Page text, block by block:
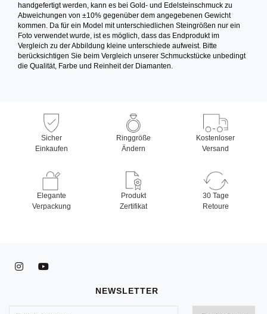
handgefertigt werden, kann es bei Gold- und Edelsteinschmuck zu
Abweichungen von ±10% gegenüber dem angegebenen Gewicht
kommen. Da für ein Model mit unterschiedlichen Steingrößen nur ein
Foto verwendet wurde, ist es möglich, dass das Endprodukt im
Vergleich zu der Abbildung kleine unterschiede aufweist. Bitte
berücksichtigen Sie beim Vergleich unserer Schmuckstücke unbedingt
die Qualität, Farbe und Reinheit der Diamanten.
Sicher
Einkaufen
Ringgröße
Ändern
Kostenloser
Versand
Elegante
Verpackung
Produkt
Zertifikat
30 Tage
Retoure
NEWSLETTER